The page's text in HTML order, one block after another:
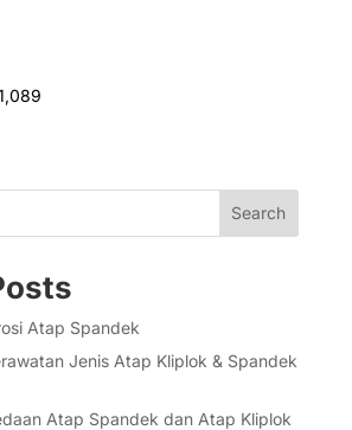
Search
Atap Spandek
Jenis Atap Kliplok & Spandek
Atap Spandek dan Atap Kliplok